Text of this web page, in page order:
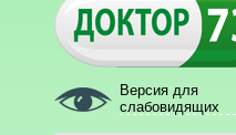
Версия для
слабовидящих